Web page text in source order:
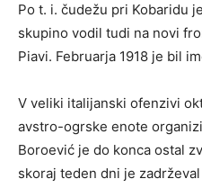
Po t. i. čudežu pri Kobaridu
skupino vodil tudi na novi
Piavi. Februarja 1918 je bil
V veliki italijanski ofenzivi
avstro-ogrske enote
Boroević je do konca ostal
skoraj teden dni je